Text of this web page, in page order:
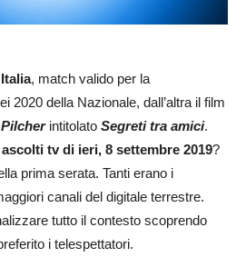
, match valido per la
2020 della Nazionale, dall’altra il film
intitolato Segreti tra amici.
ascolti tv di ieri, 8 settembre 2019?
prima serata. Tanti erano i
canali del digitale terrestre.
tutto il contesto scoprendo
i telespettatori.